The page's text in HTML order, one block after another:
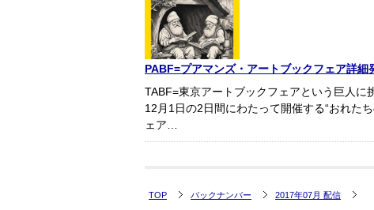
PABF=プアマンズ・アートブックフェア詳細
TABF=東京アートブックフェアという巨人に
12月1日の2日間にわたって開催する“おれた
ェア…
TOP バックナンバー 2017年07月 配信